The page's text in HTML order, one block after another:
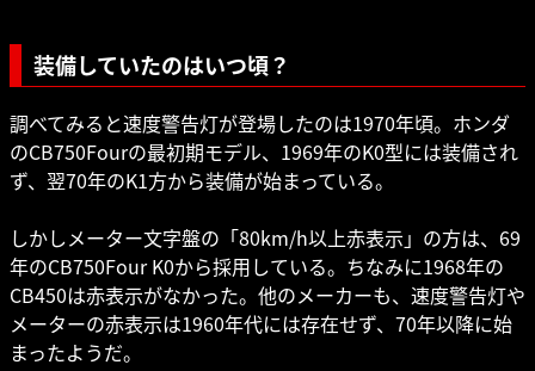
装備していたのはいつ頃？
調べてみると速度警告灯が登場したのは1970年頃。ホンダ
のCB750Fourの最初期モデル、1969年のK0型には装備され
ず、翌70年のK1方から装備が始まっている。
しかしメーター文字盤の「80km/h以上赤表示」の方は、69
年のCB750Four K0から採用している。ちなみに1968年の
CB450は赤表示がなかった。他のメーカーも、速度警告灯や
メーターの赤表示は1960年代には存在せず、70年以降に始
まったようだ。